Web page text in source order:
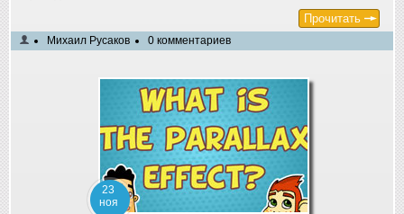
Прочитать
Михаил Русаков 0 комментариев
23
ноя